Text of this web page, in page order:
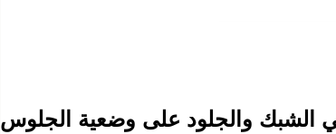
الشبك والجلود على وضعية الجلوس